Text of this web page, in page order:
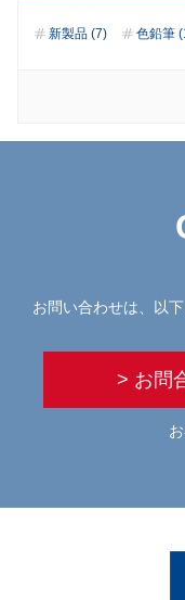
新製品 (7) 色鉛筆
お問い合わせは、以
> お問